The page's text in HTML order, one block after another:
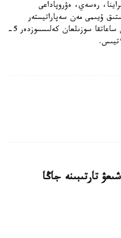
رەسەي، ەۋروپاداعى
ۇيىمى مەن سەپاراتيستەر
وكىلدەرى كەزدەسكەن. بەس ساعاتقا سوزىلعان كەلىسسوزدەر 5-
تارتىبىنە جاڭا